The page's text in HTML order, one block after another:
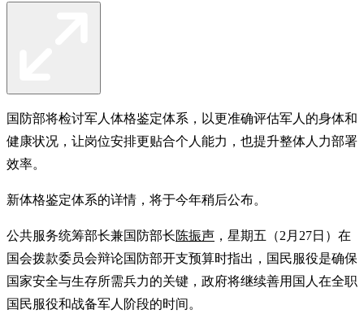
国防部将检讨军人体格鉴定体系，以更准确评估军人的身体和
健康状况，让岗位安排更贴合个人能力，也提升整体人力部署
效率。
新体格鉴定体系的详情，将于今年稍后公布。
公共服务统筹部长兼国防部长陈振声 ，星期五（2月27日）在
国会拨款委员会辩论国防部开支预算时指出，国民服役是确保
国家安全与生存所需兵力的关键，政府将继续善用国人在全职
国民服役和战备军人阶段的时间。